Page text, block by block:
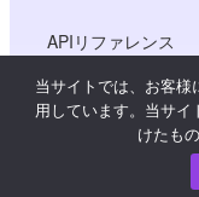
APIリファレンス
JS SDKリファレン
当サイトでは、お客
用しています。当サ
けたも